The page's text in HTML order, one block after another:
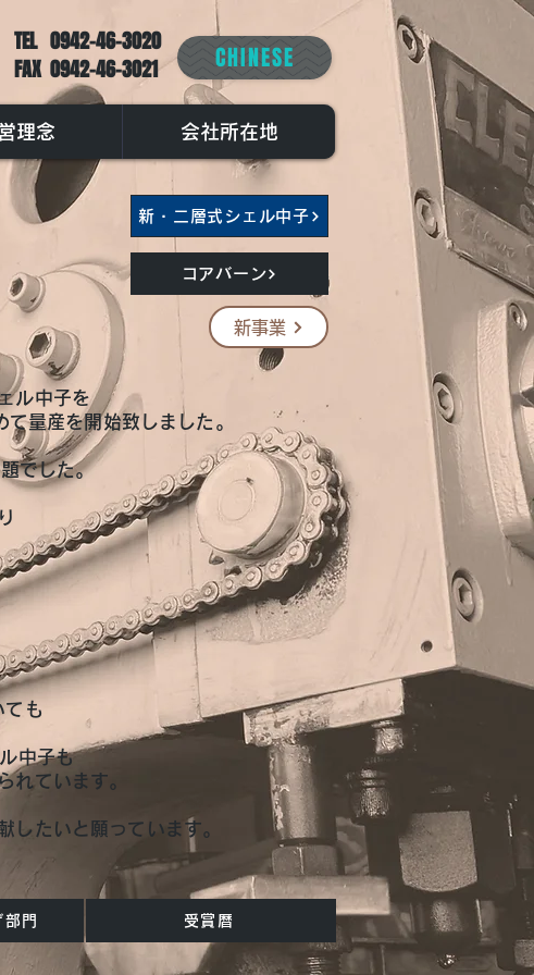
TEL 0942-46-3020
FAX 0942-46-3021
CHINESE
理念 会社所在地
新・二層式シェル中子
コアバーン
新事業
ル中子を
量産を開始致しました。
でした。
ても
中子も
れています。
したいと願っています。
門 受賞暦